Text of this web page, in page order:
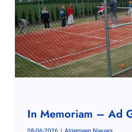
In Memoriam – Ad